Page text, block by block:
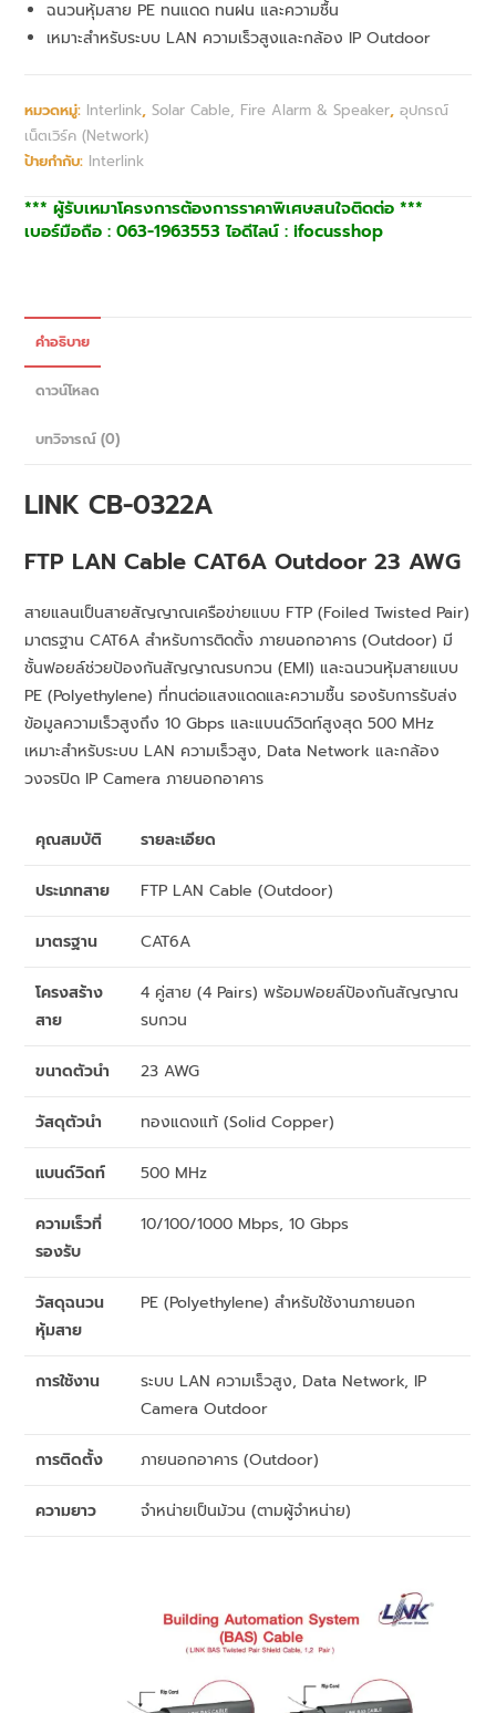
ฉนวนหุ้มสาย PE ทนแดด ทนฝน และความชื้น
เหมาะสำหรับระบบ LAN ความเร็วสูงและกล้อง IP Outdoor
หมวดหมู่: Interlink,Solar Cable, Fire Alarm & Speaker,อุปกรณ์
เน็ตเวิร์ค (Network)
ป้ายกำกับ: Interlink
*** ผู้รับเหมาโครงการต้องการราคาพิเศษสนใจติดต่อ ***
เบอร์มือถือ : 063-1963553 ไอดีไลน์ : ifocusshop
คำอธิบาย
ดาวน์โหลด
บทวิจารณ์ (0)
LINK CB-0322A
FTP LAN Cable CAT6A Outdoor 23 AWG
สายแลนเป็นสายสัญญาณเครือข่ายแบบ FTP (Foiled Twisted Pair)
มาตรฐาน CAT6A สำหรับการติดตั้ง ภายนอกอาคาร (Outdoor) มี
ชั้นฟอยล์ช่วยป้องกันสัญญาณรบกวน (EMI) และฉนวนหุ้มสายแบบ
PE (Polyethylene) ที่ทนต่อแสงแดดและความชื้น รองรับการรับส่ง
ข้อมูลความเร็วสูงถึง 10 Gbps และแบนด์วิดท์สูงสุด 500 MHz
เหมาะสำหรับระบบ LAN ความเร็วสูง, Data Network และกล้อง
วงจรปิด IP Camera ภายนอกอาคาร
คุณสมบัติ รายละเอียด
ประเภทสาย FTP LAN Cable (Outdoor)
มาตรฐาน CAT6A
โครงสร้าง
สาย
4 คู่สาย (4 Pairs) พร้อมฟอยล์ป้องกันสัญญาณ
รบกวน
ขนาดตัวนำ 23 AWG
วัสดุตัวนำ ทองแดงแท้ (Solid Copper)
แบนด์วิดท์ 500 MHz
ความเร็วที่
รองรับ
10/100/1000 Mbps, 10 Gbps
วัสดุฉนวน
หุ้มสาย
PE (Polyethylene) สำหรับใช้งานภายนอก
การใช้งาน
ระบบ LAN ความเร็วสูง, Data Network, IP
Camera Outdoor
การติดตั้ง ภายนอกอาคาร (Outdoor)
ความยาว จำหน่ายเป็นม้วน (ตามผู้จำหน่าย)